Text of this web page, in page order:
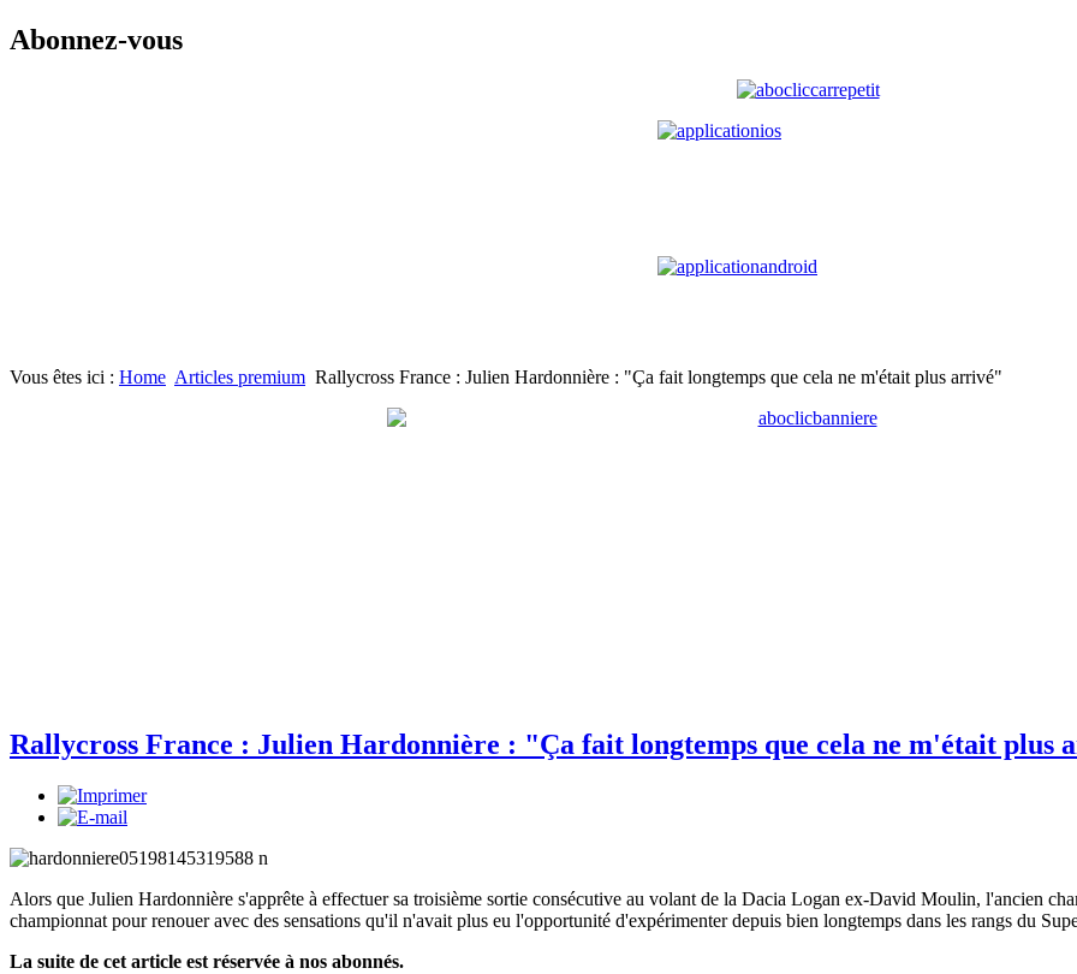
Abonnez-vous
Vous êtes ici : Home Articles premium Rallycross France : Julien Hardonnière : "Ça fait longtemps que cela ne m'était plus arrivé"
Rallycross France : Julien Hardonnière : "Ça fait longtemps que cela ne m'était plus
Alors que Julien Hardonnière s'apprête à effectuer sa troisième sortie consécutive au volant de la Dacia Logan ex-David Moulin, l'ancien
championnat pour renouer avec des sensations qu'il n'avait plus eu l'opportunité d'expérimenter depuis bien longtemps dans les rangs du
La suite de cet article est réservée à nos abonnés.